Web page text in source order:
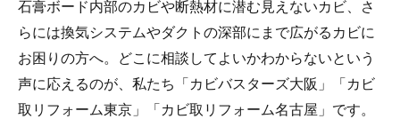
石膏ボード内部のカビや断熱材に潜む見えないカビ、さ
らには換気システムやダクトの深部にまで広がるカビに
お困りの方へ。どこに相談してよいかわからないという
声に応えるのが、私たち「カビバスターズ大阪」「カビ
取リフォーム東京」「カビ取リフォーム名古屋」です。